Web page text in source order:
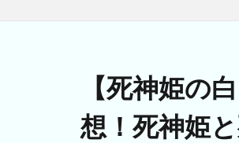
【死神姫の
想！死神姫